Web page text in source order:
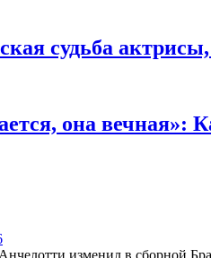
судьба
она вечная»:
изменил в сборной